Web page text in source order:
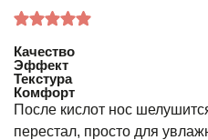
Качество
Эффект
Текстура
Комфорт
После кислот нос
перестал, просто для